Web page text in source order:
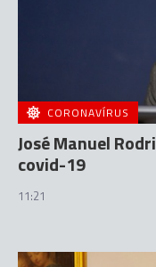
CORONAVÍRUS
José Manuel
covid-19
11:21